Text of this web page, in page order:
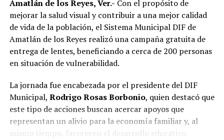
Amatlán de los Reyes, Ver.- Con el propósito de
mejorar la salud visual y contribuir a una mejor calidad
de vida de la población, el Sistema Municipal DIF de
Amatlán de los Reyes realizó una campaña gratuita de
entrega de lentes, beneficiando a cerca de 200 personas
en situación de vulnerabilidad.
La jornada fue encabezada por el presidente del DIF
Municipal, Rodrigo Rosas Borbonio, quien destacó que
este tipo de acciones buscan acercar apoyos que
representan un alivio para la economía familiar y, al
mismo tiempo, favorecen el desarrollo educativo,